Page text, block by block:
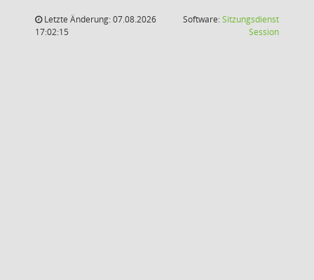
Letzte Änderung: 07.08.2026
17:02:15
Software:Sitzungsdienst
Session(Wird in